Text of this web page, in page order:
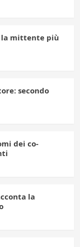
la mittente più
secondo
dei co-
la